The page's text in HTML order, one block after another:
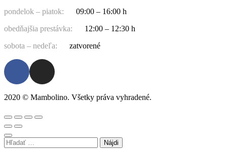
pondelok – piatok:
09:00 – 16:00 h
obedňajšia prestávka:
12:00 – 12:30 h
sobota – nedeľa:
zatvorené
2020 © Mambolino. Všetky práva vyhradené.